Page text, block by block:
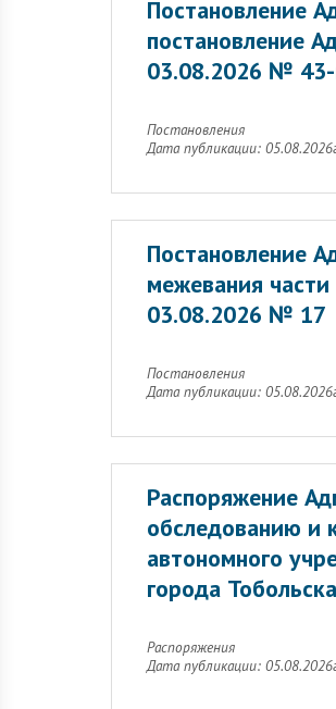
Постановление
постановление
03.08.2026 №
Постановления
Дата публикации:
Постановление
межевания
03.08.2026 № 17
Постановления
Дата публикации:
Распоряжение
обследованию и
автономного
города
Распоряжения
Дата публикации: